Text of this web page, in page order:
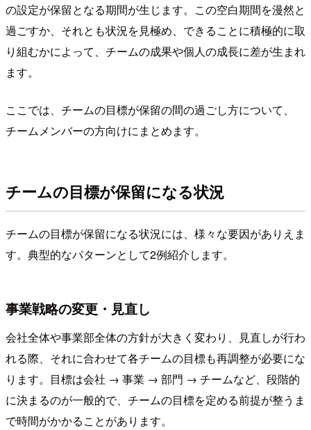
の設定が保留となる期間が生じます。この空白期間を漫然と
過ごすか、それとも状況を見極め、できることに積極的に取
り組むかによって、チームの成果や個人の成長に差が生まれ
ます。
ここでは、チームの目標が保留の間の過ごし方について、
チームメンバーの方向けにまとめます。
チームの目標が保留になる状況
チームの目標が保留になる状況には、様々な要因がありえま
す。典型的なパターンとして2例紹介します。
事業戦略の変更・見直し
会社全体や事業部全体の方針が大きく変わり、見直しが行わ
れる際、それに合わせて各チームの目標も再調整が必要にな
ります。目標は会社 → 事業 → 部門 → チームなど、段階的
に決まるのが一般的で、チームの目標を定める前提が整うま
で時間がかかることがあります。